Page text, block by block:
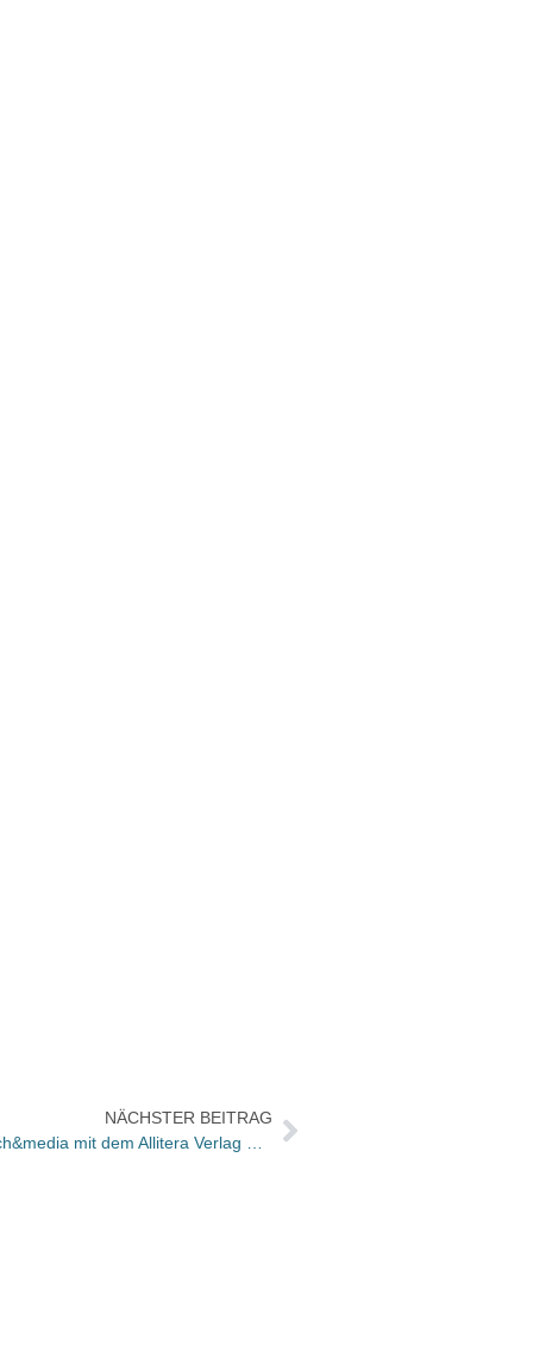
NÄCHSTER BEITRAG
Alexander Strathern übernimmt Buch&media mit dem Allitera Verlag und der Verlagsagentur Die Buchprofis